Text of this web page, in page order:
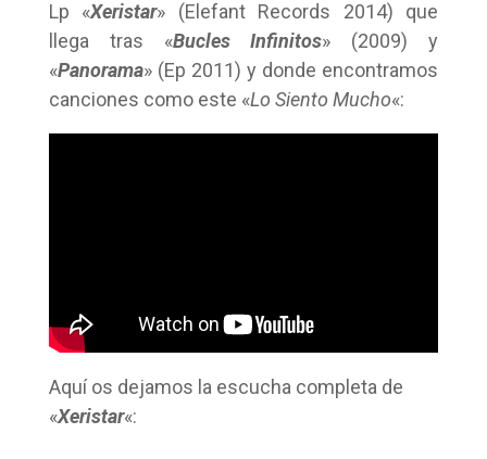
Lp «Xeristar» (Elefant Records 2014) que
llega tras «Bucles Infinitos» (2009) y
«Panorama» (Ep 2011) y donde encontramos
canciones como este «Lo Siento Mucho«:
Aquí os dejamos la escucha completa de
«Xeristar«: